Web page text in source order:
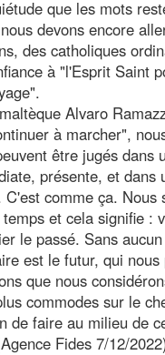
que les mots
devons encore
des catholiques
à "l'Esprit Saint
Alvaro
à marcher",
être jugés dans
présente, et dans
comme ça. Nous
et cela signifie :
le passé. Sans
est le futur, qui nous
que nous
commodes sur le
de faire au milieu de
Fides 7/12/